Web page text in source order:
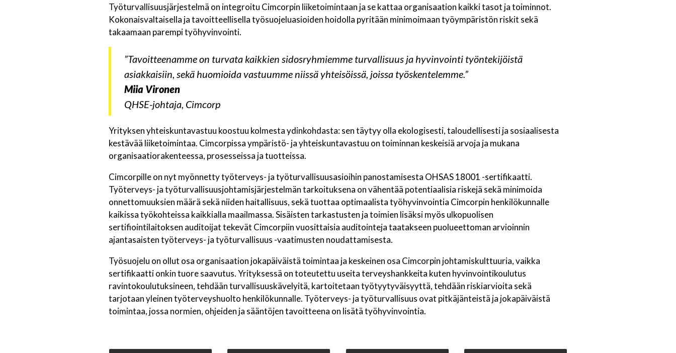
Työturvallisuusjärjestelmä on integroitu Cimcorpin liiketoimintaan ja se kattaa organisaation kaikki tasot ja toiminnot.
Kokonaisvaltaisella ja tavoitteellisella työsuojeluasioiden hoidolla pyritään minimoimaan työympäristön riskit sekä
takaamaan parempi työhyvinvointi.
”Tavoitteenamme on turvata kaikkien sidosryhmiemme turvallisuus ja hyvinvointi työntekijöistä
asiakkaisiin, sekä huomioida vastuumme niissä yhteisöissä, joissa työskentelemme.”
Miia Vironen
QHSE-johtaja, Cimcorp
Yrityksen yhteiskuntavastuu koostuu kolmesta ydinkohdasta: sen täytyy olla ekologisesti, taloudellisesti ja sosiaalisesta
kestävää liiketoimintaa. Cimcorpissa ympäristö- ja yhteiskuntavastuu on toiminnan keskeisiä arvoja ja mukana
organisaatiorakenteessa, prosesseissa ja tuotteissa.
Cimcorpille on nyt myönnetty työterveys- ja työturvallisuusasioihin panostamisesta OHSAS 18001 -sertifikaatti.
Työterveys- ja työturvallisuusjohtamisjärjestelmän tarkoituksena on vähentää potentiaalisia riskejä sekä minimoida
onnettomuuksien määrä sekä niiden haitallisuus, sekä tuottaa optimaalista työhyvinvointia Cimcorpin henkilökunnalle
kaikissa työkohteissa kaikkialla maailmassa. Sisäisten tarkastusten ja toimien lisäksi myös ulkopuolisen
sertifiointilaitoksen auditoijat tekevät Cimcorpiin vuosittaisia auditointeja taatakseen puolueettoman arvioinnin
ajantasaisten työterveys- ja työturvallisuus -vaatimusten noudattamisesta.
Työsuojelu on ollut osa organisaation jokapäiväistä toimintaa ja keskeinen osa Cimcorpin johtamiskulttuuria, vaikka
sertifikaatti onkin tuore saavutus. Yrityksessä on toteutettu useita terveyshankkeita kuten hyvinvointikoulutus
ravintokoulutuksineen, tehdään turvallisuuskävelyitä, kartoitetaan työtyytyväisyyttä, tehdään riskiarvioita sekä
tarjotaan yleinen työterveyshuolto henkilökunnalle. Työterveys- ja työturvallisuus ovat pitkäjänteistä ja jokapäiväistä
toimintaa, jossa normien, ohjeiden ja sääntöjen tavoitteena on lisätä työhyvinvointia.